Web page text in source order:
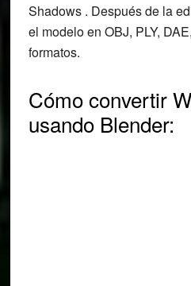
Shadows . Después de la
el modelo en OBJ, PLY,
formatos.
Cómo convertir
usando Blender: